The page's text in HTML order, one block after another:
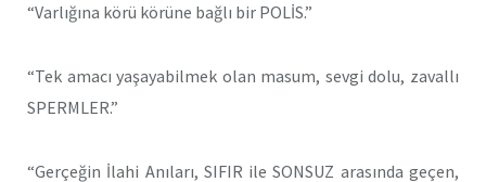
“Varlığına körü körüne bağlı bir POLİS.”
“Tek amacı yaşayabilmek olan masum, sevgi dolu, zavallı
SPERMLER.”
“Gerçeğin İlahi Anıları, SIFIR ile SONSUZ arasında geçen,